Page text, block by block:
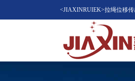
<JIAXINRUIEK>拉绳位移
器（位移计），磁致伸缩位
移传感器知名品牌供应商